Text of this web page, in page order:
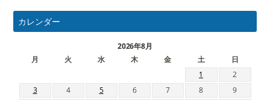
カレンダー
2026年8月
月
火 水 木 金 土
日
1
2
3
4 5 6 7 8
9